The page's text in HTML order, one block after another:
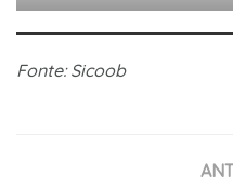
Fonte: Sicoob